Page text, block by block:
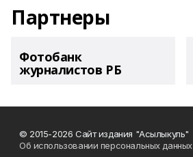
Партнеры
Фотобанк
журналистов РБ
© 2015-2026 Сайт издания "Асылыкуль"
Об использовании персональных данных